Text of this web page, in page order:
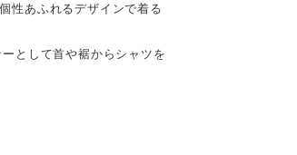
性あふれるデザインで着る
として首や裾からシャツを